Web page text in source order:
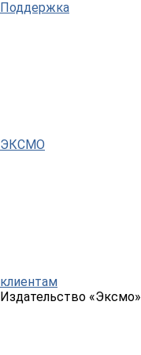
Поддержка
ЭКСМО
клиентам
Издательство «Эксмо»